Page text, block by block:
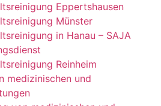
Eppertshausen
Münster
in Hanau – SAJA
Reinheim
medizinischen und